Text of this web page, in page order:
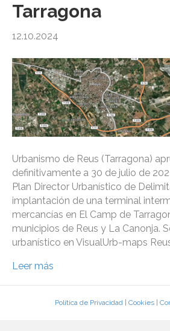
Tarragona
12.10.2024
Urbanismo de Reus (Tarragona)
definitivamente a 30 de julio de
Plan Director Urbanístico de
implantación de una terminal
mercancías en El Camp de
municipios de Reus y La Canonja.
urbanístico en VisualUrb-maps
Leer más
Política de Privacidad| Cookies|